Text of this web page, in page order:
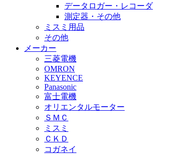
データロガー・レコーダ
測定器・その他
ミスミ用品
その他
メーカー
三菱電機
OMRON
KEYENCE
Panasonic
富士電機
オリエンタルモーター
ＳＭＣ
ミスミ
ＣＫＤ
コガネイ